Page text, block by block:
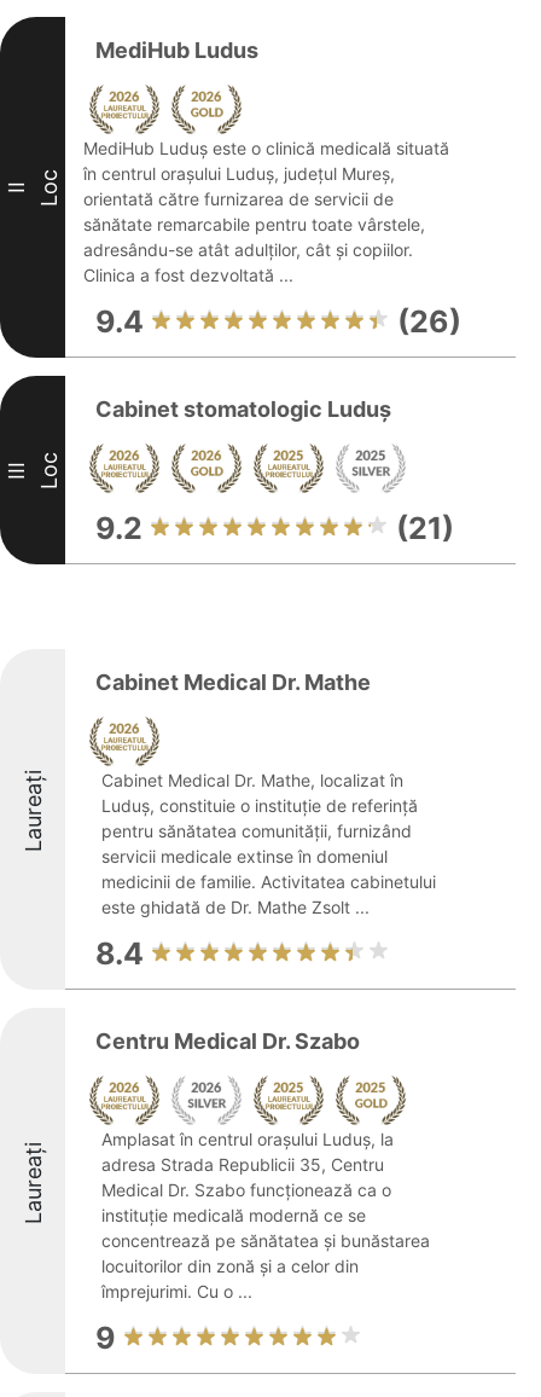
II Loc
MediHub Ludus
MediHub Luduș este o clinică medicală situată
în centrul orașului Luduș, județul Mureș,
orientată către furnizarea de servicii de
sănătate remarcabile pentru toate vârstele,
adresându-se atât adulților, cât și copiilor.
Clinica a fost dezvoltată ...
9.4 (26)
III Loc
Cabinet stomatologic Luduș
9.2 (21)
Laureați
Cabinet Medical Dr. Mathe
Cabinet Medical Dr. Mathe, localizat în
Luduș, constituie o instituție de referință
pentru sănătatea comunității, furnizând
servicii medicale extinse în domeniul
medicinii de familie. Activitatea cabinetului
este ghidată de Dr. Mathe Zsolt ...
8.4
Laureați
Centru Medical Dr. Szabo
Amplasat în centrul orașului Luduș, la
adresa Strada Republicii 35, Centru
Medical Dr. Szabo funcționează ca o
instituție medicală modernă ce se
concentrează pe sănătatea și bunăstarea
locuitorilor din zonă și a celor din
împrejurimi. Cu o ...
9